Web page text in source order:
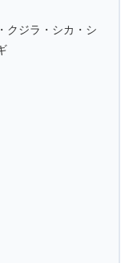
クジラ・シカ・シ